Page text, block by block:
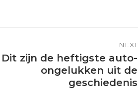
NEXT
Dit zijn de heftigste auto-
ongelukken uit de
geschiedenis